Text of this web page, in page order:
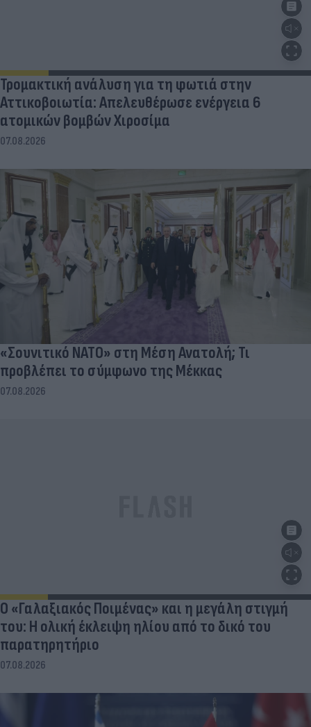
Τρομακτική ανάλυση για τη φωτιά στην
Αττικοβοιωτία: Απελευθέρωσε ενέργεια 6
ατομικών βομβών Χιροσίμα
07.08.2026
«Σουνιτικό ΝΑΤΟ» στη Μέση Ανατολή; Τι
προβλέπει το σύμφωνο της Μέκκας
07.08.2026
Ο «Γαλαξιακός Ποιμένας» και η μεγάλη στιγμή
του: Η ολική έκλειψη ηλίου από το δικό του
παρατηρητήριο
07.08.2026